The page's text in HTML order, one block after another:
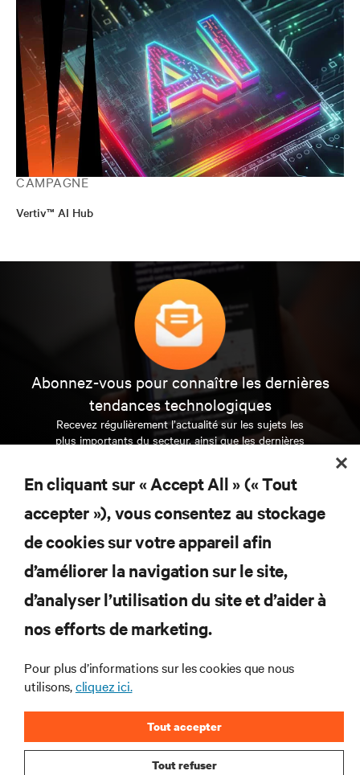
CAMPAGNE
Vertiv™ AI Hub
Abonnez-vous pour connaître les dernières
tendances technologiques
Recevez régulièrement l’actualité sur les sujets les
plus importants du secteur, ainsi que les dernières
et des infrastructures informatiques critiques.
S’INSCRIRE MAINTENANT
RESSOURCES
SUPPORT
SOCIÉTÉ
En cliquant sur « Accept All » (« Tout
accepter »), vous consentez au stockage
de cookies sur votre appareil afin
d’améliorer la navigation sur le site,
d’analyser l’utilisation du site et d’aider à
nos efforts de marketing.
Pour plus d’informations sur les cookies que nous
utilisons,cliquez ici.
Tout refuser
Tout accepter